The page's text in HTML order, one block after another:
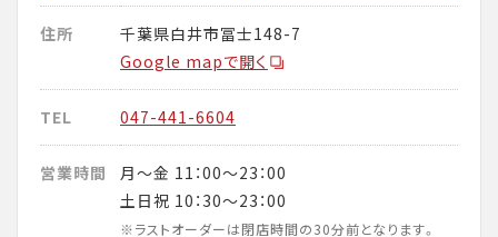
住所
千葉県白井市冨士148-7
Google mapで開く
TEL 047-441-6604
営業時間
月～金 11：00～23：00
土日祝 10：30～23：00
※ラストオーダーは閉店時間の30分前となります。